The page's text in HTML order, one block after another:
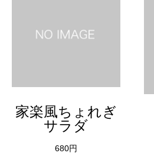
家楽風ちょれぎ
サラダ
680円